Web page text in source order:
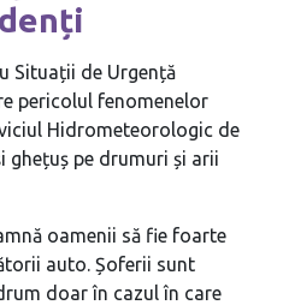
Situații de Urgență
pericolul fenomenelor
Hidrometeorologic de
ghețuș pe drumuri și arii
oamenii să fie foarte
auto. Șoferii sunt
doar în cazul în care